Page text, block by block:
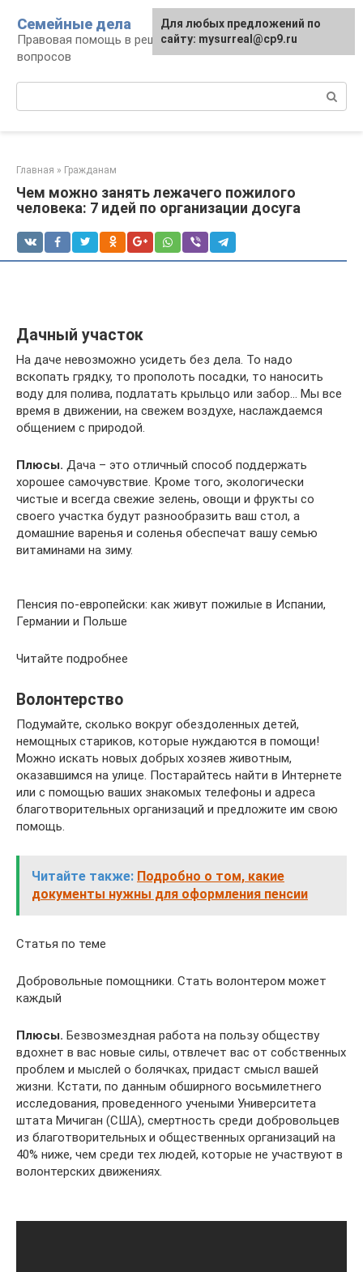
контенту
Семейные дела
Правовая помощь в решении семейных
вопросов
Главная » Гражданам
Чем можно занять лежачего пожилого
человека: 7 идей по организации досуга
Дачный участок
На даче невозможно усидеть без дела. То надо
вскопать грядку, то прополоть посадки, то наносить
воду для полива, подлатать крыльцо или забор… Мы все
время в движении, на свежем воздухе, наслаждаемся
общением с природой.
Плюсы. Дача – это отличный способ поддержать
хорошее самочувствие. Кроме того, экологически
чистые и всегда свежие зелень, овощи и фрукты со
своего участка будут разнообразить ваш стол, а
домашние варенья и соленья обеспечат вашу семью
витаминами на зиму.
Пенсия по-европейски: как живут пожилые в Испании,
Германии и Польше
Читайте подробнее
Волонтерство
Подумайте, сколько вокруг обездоленных детей,
немощных стариков, которые нуждаются в помощи!
Можно искать новых добрых хозяев животным,
оказавшимся на улице. Постарайтесь найти в Интернете
или с помощью ваших знакомых телефоны и адреса
благотворительных организаций и предложите им свою
помощь.
Читайте также: Подробно о том, какие
документы нужны для оформления пенсии
Статья по теме
Добровольные помощники. Стать волонтером может
каждый
Плюсы. Безвозмездная работа на пользу обществу
вдохнет в вас новые силы, отвлечет вас от собственных
проблем и мыслей о болячках, придаст смысл вашей
жизни. Кстати, по данным обширного восьмилетнего
исследования, проведенного учеными Университета
штата Мичиган (США), смертность среди добровольцев
из благотворительных и общественных организаций на
40% ниже, чем среди тех людей, которые не участвуют в
волонтерских движениях.
Для любых предложений по
сайту: mysurreal@cp9.ru